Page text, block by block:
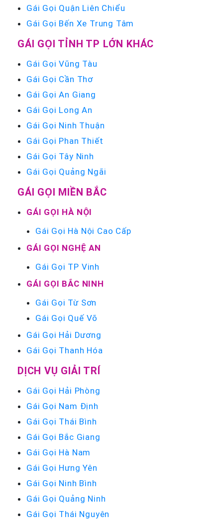
Gái Gọi Quận Liên Chiểu
Gái Gọi Bến Xe Trung Tâm
GÁI GỌI TỈNH TP LỚN KHÁC
Gái Gọi Vũng Tàu
Gái Gọi Cần Thơ
Gái Gọi An Giang
Gái Gọi Long An
Gái Gọi Ninh Thuận
Gái Gọi Phan Thiết
Gái Gọi Tây Ninh
Gái Gọi Quảng Ngãi
GÁI GỌI MIỀN BẮC
GÁI GỌI HÀ NỘI
Gái Gọi Hà Nội Cao Cấp
GÁI GỌI NGHỆ AN
Gái Gọi TP Vinh
GÁI GỌI BẮC NINH
Gái Gọi Từ Sơn
Gái Gọi Quế Võ
Gái Gọi Hải Dương
Gái Gọi Thanh Hóa
DỊCH VỤ GIẢI TRÍ
Gái Gọi Hải Phòng
Gái Gọi Nam Định
Gái Gọi Thái Bình
Gái Gọi Bắc Giang
Gái Gọi Hà Nam
Gái Gọi Hưng Yên
Gái Gọi Ninh Bình
Gái Gọi Quảng Ninh
Gái Gọi Thái Nguyên